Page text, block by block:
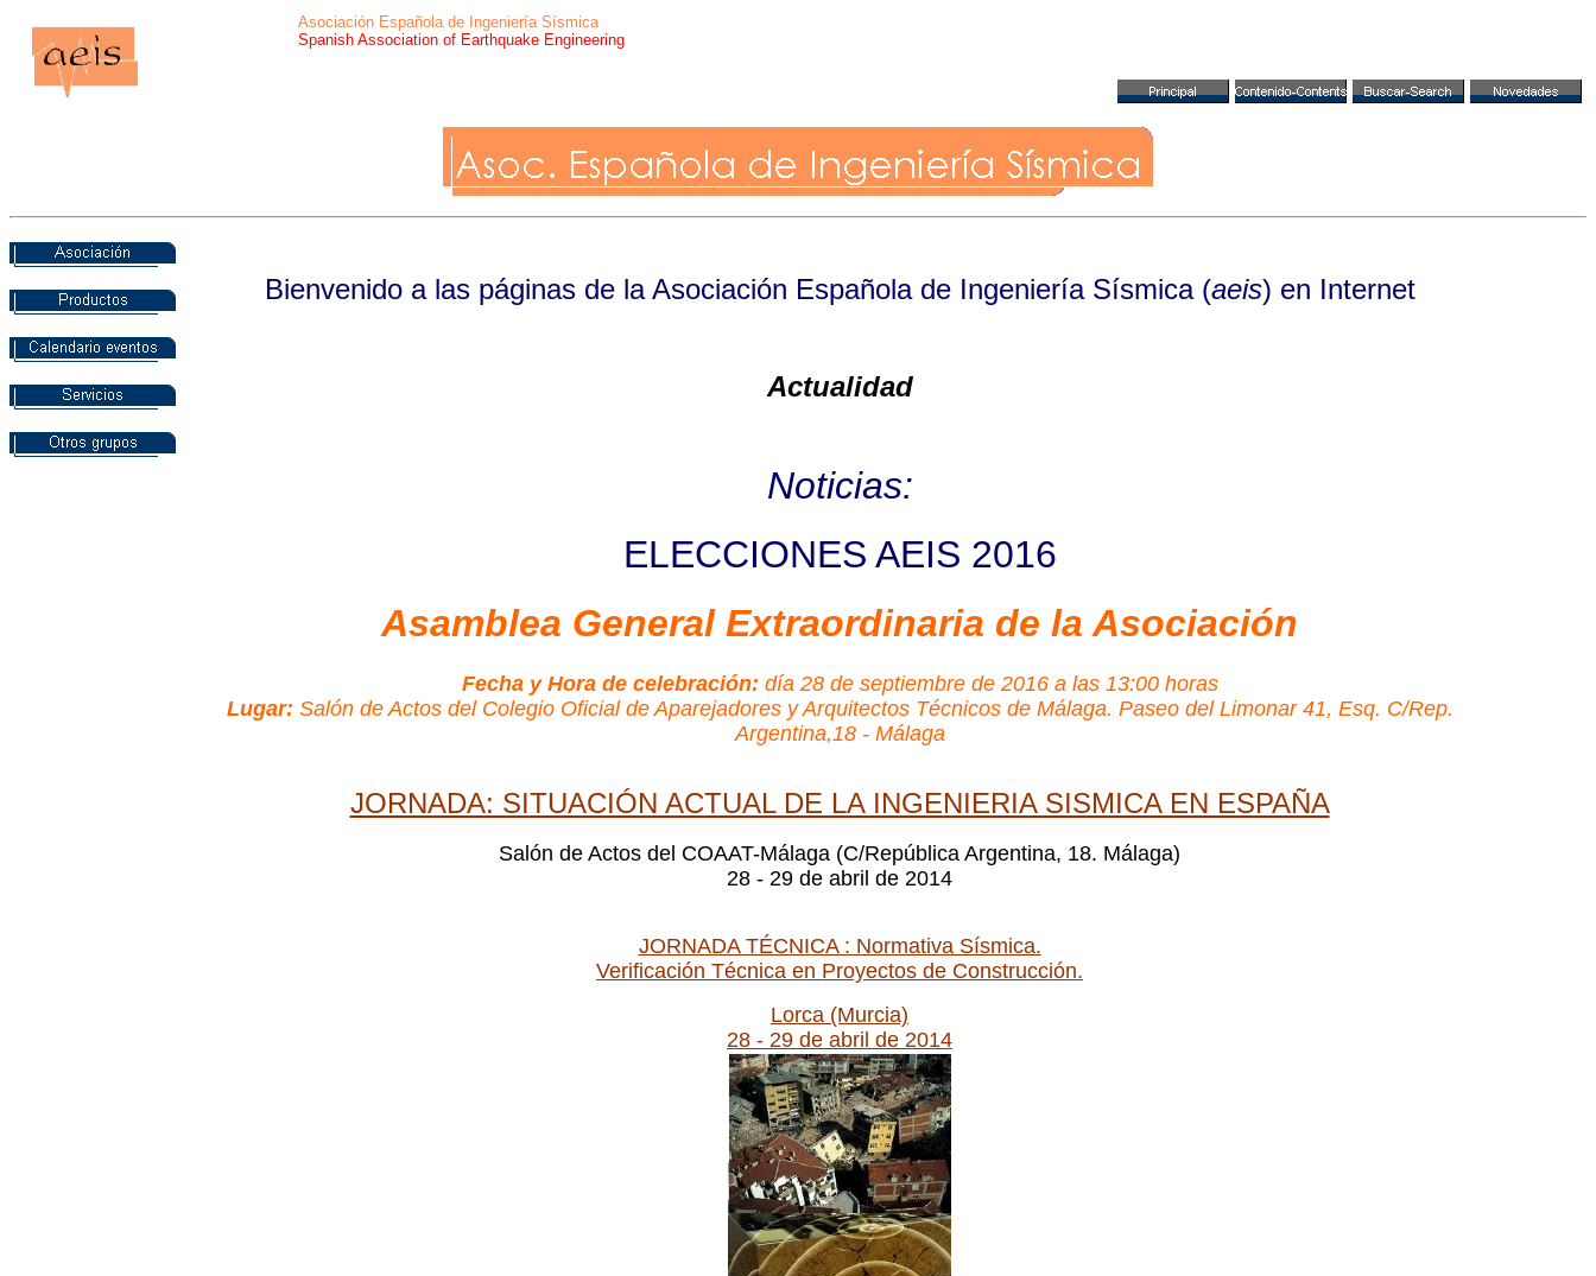
Asociación Española de Ingeniería Sísmica
Spanish Association of Earthquake Engineering
Bienvenido a las páginas de la Asociación Española de Ingeniería Sísmica (aeis) en Internet
Actualidad
Noticias:
ELECCIONES AEIS 2016
Asamblea General Extraordinaria de la Asociación
Fecha y Hora de celebración: día 28 de septiembre de 2016 a las 13:00 horas
Lugar: Salón de Actos del Colegio Oficial de Aparejadores y Arquitectos Técnicos de Málaga. Paseo del Limonar 41, Esq. C/Rep.
Argentina,18 - Málaga
JORNADA: SITUACIÓN ACTUAL DE LA INGENIERIA SISMICA EN ESPAÑA
Salón de Actos del COAAT-Málaga (C/República Argentina, 18. Málaga)
28 - 29 de abril de 2014
JORNADA TÉCNICA : Normativa Sísmica.
Verificación Técnica en Proyectos de Construcción.
Lorca (Murcia)
28 - 29 de abril de 2014